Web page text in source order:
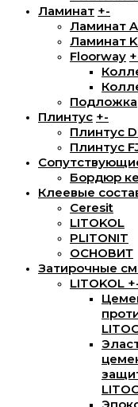
Ламинат +-
Ламинат
Ламинат
Floorway +
Подложка
Плинтус +-
Плинтус
Плинтус
Бордюр
Клеевые
Ceresit
LITOKOL
PLITONIT
ОСНОВИТ
Затирочные
LITOKOL +